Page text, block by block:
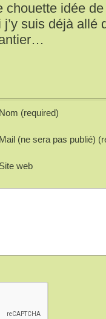
chouette idée
j’y suis déjà allé
Nom (required)
Mail (ne sera pas publié)
Site web